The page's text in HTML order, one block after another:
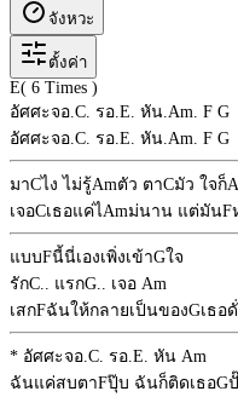
จังหวะ
ตั้งค่า
E( 6 Times )
อัศศะจอ.C. รอ.E. หัน.Am. F G
อัศศะจอ.C. รอ.E. หัน.Am. F G
มาCไง ไม่รู้Amตัว ตาCมัว ใจก็
เจอCเธอแค่ไAmม่นาน แต่มันF
แบบFนี้นี่เองเพิ่งเข้าGใจ
รักC.. แรกG.. เจอ Am
เสกFฉันให้กลายเป็นของGเธอ
* อัศศะจอ.C. รอ.E. หัน Am
ฉันแค่สบตาFปุ๊บ ฉันก็ติดเธอG